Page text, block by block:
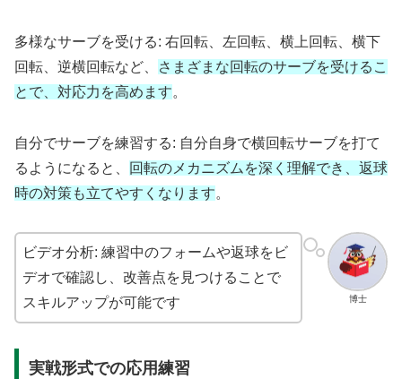
多様なサーブを受ける: 右回転、左回転、横上回転、横下
回転、逆横回転など、
さまざまな回転のサーブを受けるこ
とで、対応力を高めます。
自分でサーブを練習する: 自分自身で横回転サーブを打て
るようになると、
回転のメカニズムを深く理解でき、返球
時の対策も立てやすくなります。
博士
ビデオ分析: 練習中のフォームや返球をビ
デオで確認し、改善点を見つけることで
スキルアップが可能です
実戦形式での応用練習